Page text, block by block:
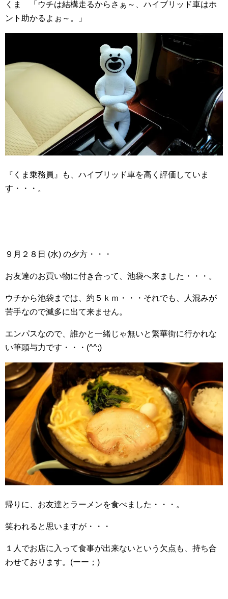
くま 「ウチは結構走るからさぁ～、ハイブリッド車はホ
ント助かるよぉ～。」
『くま乗務員』も、ハイブリッド車を高く評価していま
す・・・。
９月２８日 (水) の夕方・・・
お友達のお買い物に付き合って、池袋へ来ました・・・。
ウチから池袋までは、約５ｋｍ・・・それでも、人混みが
苦手なので滅多に出て来ません。
エンパスなので、誰かと一緒じゃ無いと繁華街に行かれな
い筆頭与力です・・・(^^;)ゞ
帰りに、お友達とラーメンを食べました・・・。
笑われると思いますが・・・
１人でお店に入って食事が出来ないという欠点も、持ち合
わせております。(ーー；)ゞ